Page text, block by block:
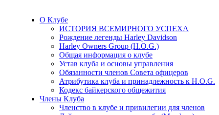
О Клубе
ИСТОРИЯ ВСЕМИРНОГО УСПЕХА
Рождение легенды Harley Davidson
Harley Owners Group (H.O.G.)
Общая информация о клубе
Устав клуба и основы управления
Обязанности членов Совета офицеров
Атрибутика клуба и принадлежность к H.O.G.
Кодекс байкерского общежития
Члены Клуба
Членство в клубе и привилегии для членов